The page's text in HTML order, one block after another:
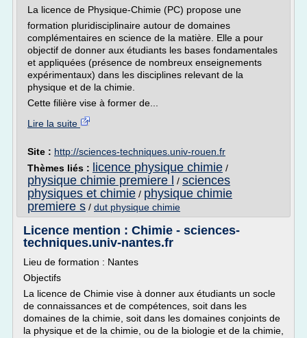
La licence de Physique-Chimie (PC) propose une
formation pluridisciplinaire autour de domaines
complémentaires en science de la matière. Elle a pour
objectif de donner aux étudiants les bases fondamentales
et appliquées (présence de nombreux enseignements
expérimentaux) dans les disciplines relevant de la
physique et de la chimie.
Cette filière vise à former de...
Lire la suite
Site : http://sciences-techniques.univ-rouen.fr
Thèmes liés :
licence physique chimie /
physique chimie premiere l / sciences
physiques et chimie / physique chimie
premiere s / dut physique chimie
Licence mention : Chimie - sciences-
techniques.univ-nantes.fr
Lieu de formation : Nantes
Objectifs
La licence de Chimie vise à donner aux étudiants un socle
de connaissances et de compétences, soit dans les
domaines de la chimie, soit dans les domaines conjoints de
la physique et de la chimie, ou de la biologie et de la chimie,